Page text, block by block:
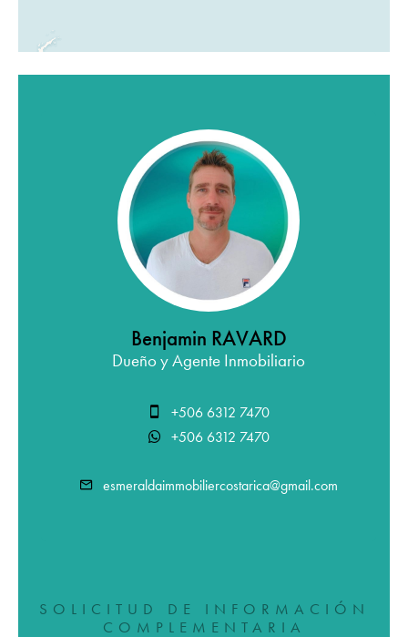
Benjamin RAVARD
Dueño y Agente Inmobiliario
+506 6312 7470
+506 6312 7470
esmeraldaimmobiliercostarica@gmail.com
SOLICITUD DE INFORMACIÓN
COMPLEMENTARIA